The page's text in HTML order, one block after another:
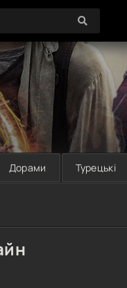
Дорами Турецькі